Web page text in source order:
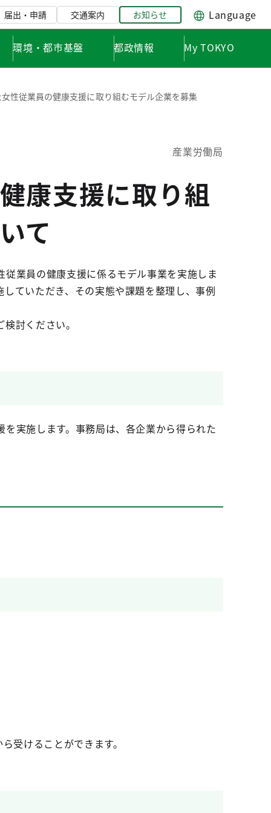
届出・申請 交通案内 お知らせ Language
環境・都市基盤 都政情報 My TOKYO
性従業員の健康支援に取り組むモデル企業を募集
産業労働局
康支援に取り組
て
業員の健康支援に係るモデル事業を実施しま
ていただき、その実態や課題を整理し、事例
討ください。
実施します。事務局は、各企業から得られた
受けることができます。